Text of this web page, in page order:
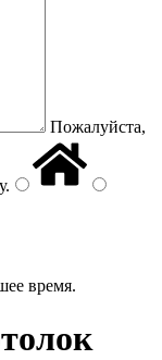
Пожалуйста,
.
время.